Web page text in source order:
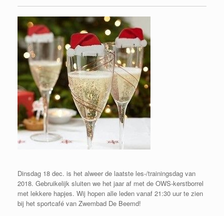
Dinsdag 18 dec. is het alweer de laatste les-/trainingsdag van
2018. Gebruikelijk sluiten we het jaar af met de OWS-kerstborrel
met lekkere hapjes. Wij hopen alle leden vanaf 21:30 uur te zien
bij het sportcafé van Zwembad De Beemd!